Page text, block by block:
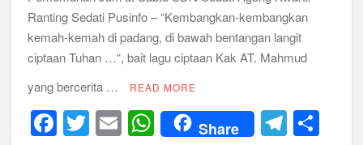
Ranting Sedati Pusinfo – “Kembangkan-kembangkan
kemah-kemah di padang, di bawah bentangan langit
ciptaan Tuhan …“, bait lagu ciptaan Kak AT. Mahmud
yang bercerita …
READ MORE
F T E W Share T